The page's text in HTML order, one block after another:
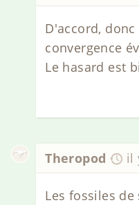
D'accord,
convergence
Le hasard est
Theropod il
Les fossiles